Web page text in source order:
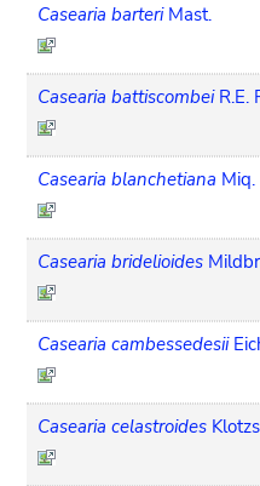
Casearia barteri Mast.
Casearia battiscombei R.E.
Casearia blanchetiana Miq.
Casearia bridelioides
Casearia cambessedesii
Casearia celastroides